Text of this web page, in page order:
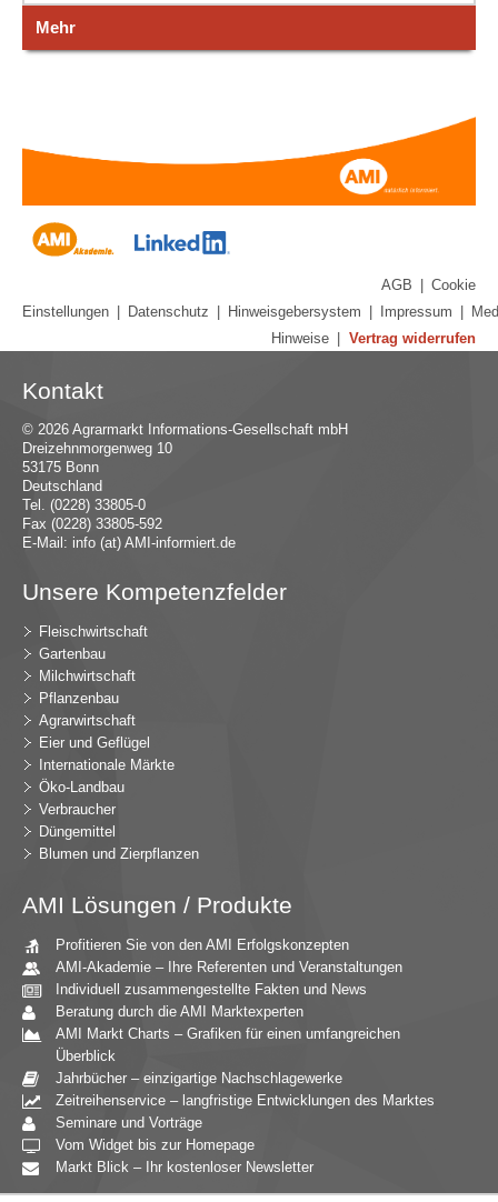
Mehr
AGB
Cookie
Einstellungen
Datenschutz Hinweisgebersystem Impressum
Hinweise
Vertrag widerrufen
Kontakt
© 2026 Agrarmarkt Informations-Gesellschaft mbH
Dreizehnmorgenweg 10
53175 Bonn
Deutschland
Tel. (0228) 33805-0
Fax (0228) 33805-592
E-Mail: info (at) AMI-informiert.de
Unsere Kompetenzfelder
Fleischwirtschaft
Gartenbau
Milchwirtschaft
Pflanzenbau
Agrarwirtschaft
Eier und Geflügel
Internationale Märkte
Öko-Landbau
Verbraucher
Düngemittel
Blumen und Zierpflanzen
AMI Lösungen / Produkte
Profitieren Sie von den AMI Erfolgskonzepten
AMI-Akademie – Ihre Referenten und Veranstaltungen
Individuell zusammengestellte Fakten und News
Beratung durch die AMI Marktexperten
AMI Markt Charts – Grafiken für einen umfangreichen
Überblick
Jahrbücher – einzigartige Nachschlagewerke
Zeitreihenservice – langfristige Entwicklungen des Marktes
Seminare und Vorträge
Vom Widget bis zur Homepage
Markt Blick – Ihr kostenloser Newsletter